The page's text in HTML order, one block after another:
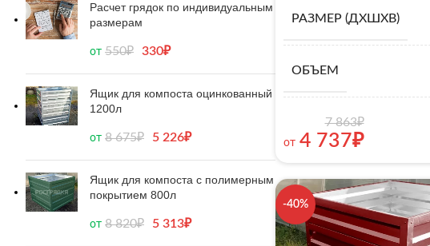
Расчет грядок по индивидуальным
размерам
от 550₽ 330₽
Ящик для компоста оцинкованный
1200л
от 8 675₽ 5 226₽
Ящик для компоста с полимерным
покрытием 800л
от 8 820₽ 5 313₽
РАЗМЕР (ДХШХВ)
ОБЪЕМ
от
7 863₽
4 737₽
-40%